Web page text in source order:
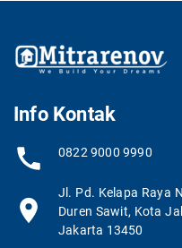
Info Kontak
0822 9000 9990
Jl. Pd. Kelapa Raya
Duren Sawit, Kota
Jakarta 13450